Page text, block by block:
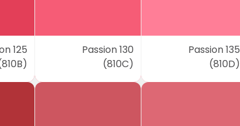
125
Passion 130
(810C)
Passion 135
(810D)